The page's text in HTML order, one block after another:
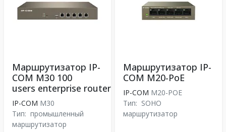
Маршрутизатор IP-
COM М30 100
users enterprise router
IP-COM M30
Тип: промышленный
маршрутизатор
Маршрутизатор IP-
COM M20-PoE
IP-COM M20-POE
Тип: SOHO
маршрутизатор